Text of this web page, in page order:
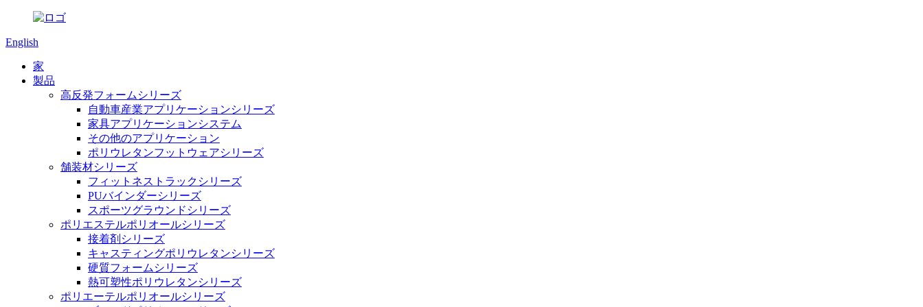
English
家
製品
高反発フォームシリーズ
自動車産業アプリケーションシリーズ
家具アプリケーションシステム
その他のアプリケーション
ポリウレタンフットウェアシリーズ
舗装材シリーズ
フィットネストラックシリーズ
PUバインダーシリーズ
スポーツグラウンドシリーズ
ポリエステルポリオールシリーズ
接着剤シリーズ
キャスティングポリウレタンシリーズ
硬質フォームシリーズ
熱可塑性ポリウレタンシリーズ
ポリエーテルポリオールシリーズ